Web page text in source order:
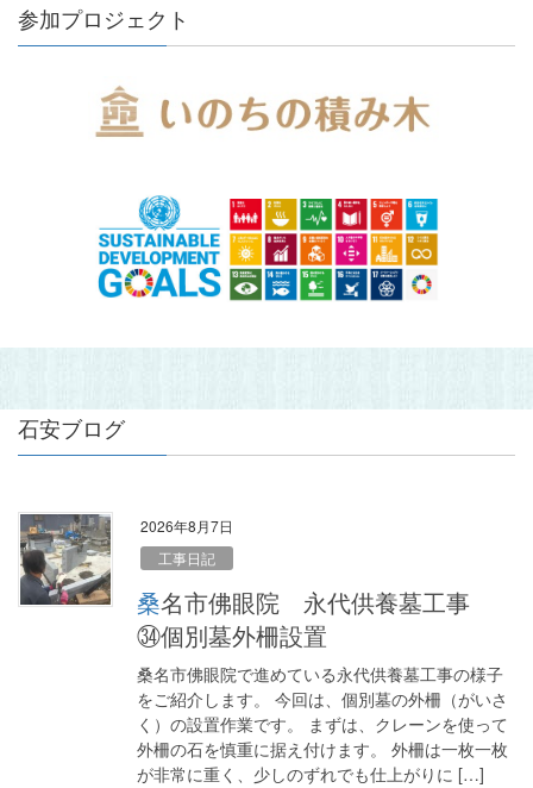
参加プロジェクト
石安ブログ
2026年8月7日
工事日記
桑名市佛眼院 永代供養墓工事
㉞個別墓外柵設置
桑名市佛眼院で進めている永代供養墓工事の様子
をご紹介します。 今回は、個別墓の外柵（がいさ
く）の設置作業です。 まずは、クレーンを使って
外柵の石を慎重に据え付けます。 外柵は一枚一枚
が非常に重く、少しのずれでも仕上がりに […]